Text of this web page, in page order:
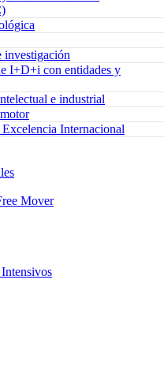
investigación
I+D+i con entidades y
e industrial
Internacional
Mover